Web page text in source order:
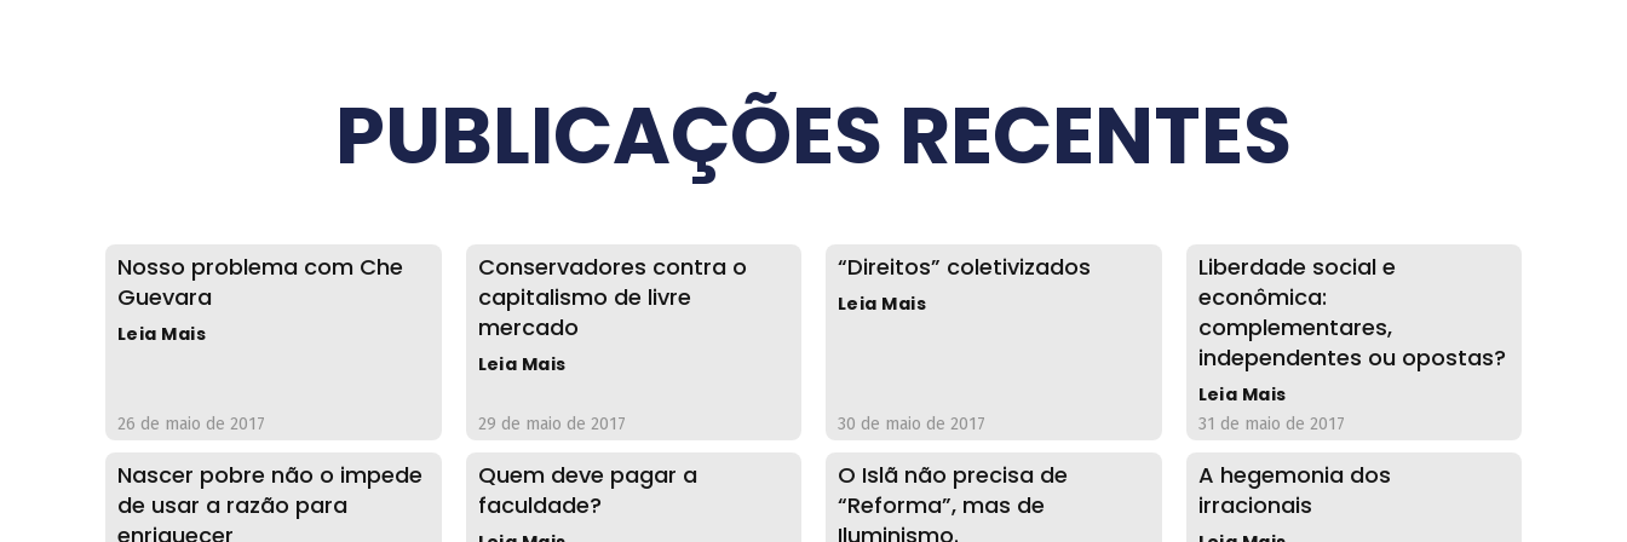
PUBLICAÇÕES RECENTES
Nosso problema com Che
Guevara
Leia Mais
26 de maio de 2017
Conservadores contra o
capitalismo de livre
mercado
Leia Mais
29 de maio de 2017
“Direitos” coletivizados
Leia Mais
30 de maio de 2017
Liberdade social e
econômica:
complementares,
independentes ou opostas?
Leia Mais
31 de maio de 2017
Nascer pobre não o impede
de usar a razão para
enriquecer
Quem deve pagar a
faculdade?
O Islã não precisa de
“Reforma”, mas de
Iluminismo.
A hegemonia dos
irracionais